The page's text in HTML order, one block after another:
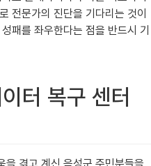
전문가의 진단을 기다리는 것이
패를 좌우한다는 점을 반드시 기
터 복구 센터